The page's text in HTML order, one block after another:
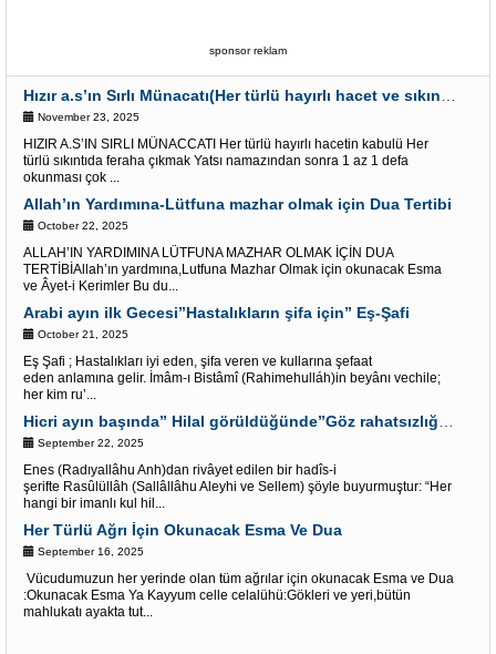
sponsor reklam
November 23, 2025
HIZIR A.S’IN SIRLI MÜNACCATI Her türlü hayırlı hacetin kabulü Her
türlü sıkıntıda feraha çıkmak Yatsı namazından sonra 1 az 1 defa
okunması çok ...
Allah’ın Yardımına-Lütfuna mazhar olmak için Dua Tertibi
October 22, 2025
ALLAH’IN YARDIMINA LÜTFUNA MAZHAR OLMAK İÇİN DUA
TERTİBİAllah’ın yardmına,Lutfuna Mazhar Olmak için okunacak Esma
ve Âyet-i Kerimler Bu du...
Arabi ayın ilk Gecesi”Hastalıkların şifa için” Eş-Şafi
October 21, 2025
Eş Şafi ; Hastalıkları iyi eden, şifa veren ve kullarına şefaat
eden anlamına gelir. İmâm-ı Bistâmî (Rahimehulláh)in beyânı vechile;
her kim ru’...
September 22, 2025
Enes (Radıyallâhu Anh)dan rivâyet edilen bir hadîs-i
şerifte Rasûlüllâh (Sallâllâhu Aleyhi ve Sellem) şöyle buyurmuştur: “Her
hangi bir imanlı kul hil...
Her Türlü Ağrı İçin Okunacak Esma Ve Dua
September 16, 2025
Vücudumuzun her yerinde olan tüm ağrılar için okunacak Esma ve Dua
:Okunacak Esma Ya Kayyum celle celalühü:Gökleri ve yeri,bütün
mahlukatı ayakta tut...